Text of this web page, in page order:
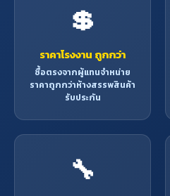
💲
ราคาโรงงาน ถูกกว่า
ซื้อตรงจากผู้แทนจำหน่าย
ราคาถูกกว่าห้างสรรพสินค้า
รับประกัน
🔧